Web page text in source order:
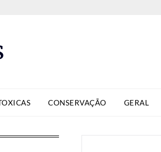
CONSERVAÇÃO GERAL